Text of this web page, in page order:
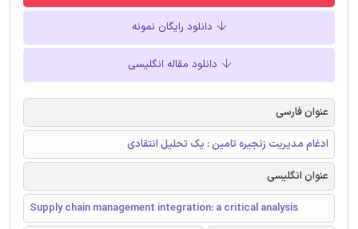
دانلود رایگان نمونه
دانلود مقاله انگلیسی
عنوان فارسی
ادغام مدیریت زنجیره تامین : یک تحلیل انتقادی
عنوان انگلیسی
Supply chain management integration: a critical analysis